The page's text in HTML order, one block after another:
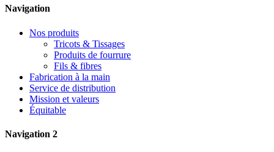
Navigation
Nos produits
Tricots & Tissages
Produits de fourrure
Fils & fibres
Fabrication à la main
Service de distribution
Mission et valeurs
Équitable
Navigation 2